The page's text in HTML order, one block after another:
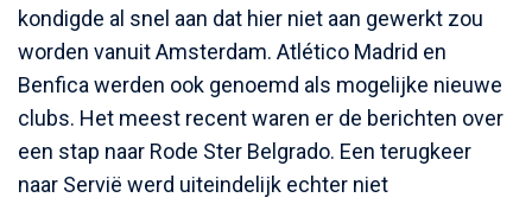
kondigde al snel aan dat hier niet aan gewerkt zou
worden vanuit Amsterdam. Atlético Madrid en
Benfica werden ook genoemd als mogelijke nieuwe
clubs. Het meest recent waren er de berichten over
een stap naar Rode Ster Belgrado. Een terugkeer
naar Servië werd uiteindelijk echter niet